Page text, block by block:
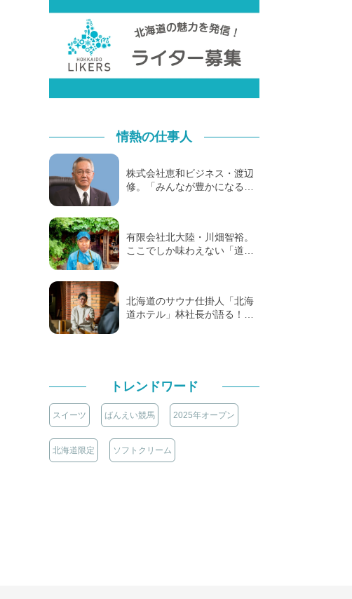
情熱の仕事人
株式会社恵和ビジネス・渡辺
修。「みんなが豊かになる…
有限会社北大陸・川畑智裕。
ここでしか味わえない「道…
北海道のサウナ仕掛人「北海
道ホテル」林社長が語る！…
トレンドワード
スイーツ ばんえい競馬 2025年オープン
北海道限定 ソフトクリーム